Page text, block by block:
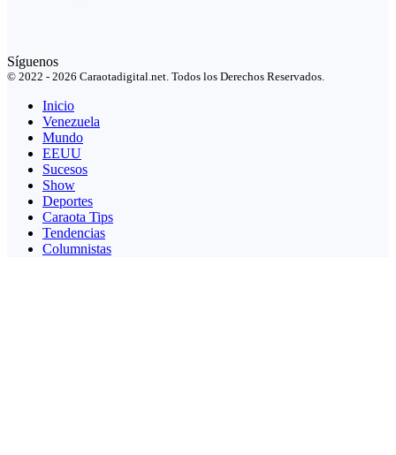
Síguenos
© 2022 - 2026 Caraotadigital.net. Todos los Derechos Reservados.
Inicio
Venezuela
Mundo
EEUU
Sucesos
Show
Deportes
Caraota Tips
Tendencias
Columnistas